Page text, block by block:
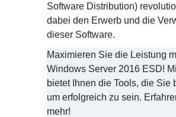
Software Distribution)
dabei den Erwerb und die
dieser Software.
Maximieren Sie die Leistung
Windows Server 2016 ESD!
bietet Ihnen die Tools, die Sie
um erfolgreich zu sein.
mehr!